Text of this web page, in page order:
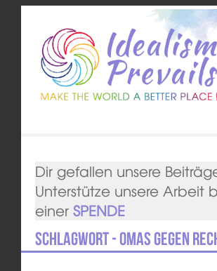
Dir gefallen unsere
Unterstütze unsere Arbeit
einer SPENDE
Schlagwort - Omas gegen